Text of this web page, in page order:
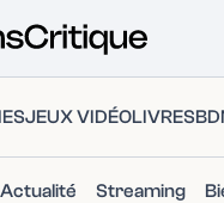
JEUX VIDÉOLIVRESBD
Actualité Streaming